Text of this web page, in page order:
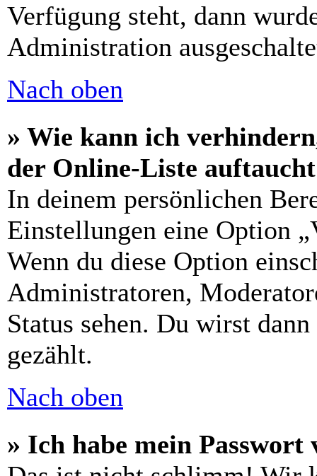
Verfügung steht, dann
Administration
Nach oben
» Wie kann ich
der Online-Liste
In deinem persönlichen
Einstellungen eine Option
Wenn du diese Option
Administratoren,
Status sehen. Du wirst
gezählt.
Nach oben
» Ich habe mein Passwort